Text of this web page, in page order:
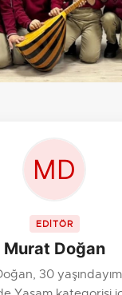
EDİTÖR
Murat Doğan
30